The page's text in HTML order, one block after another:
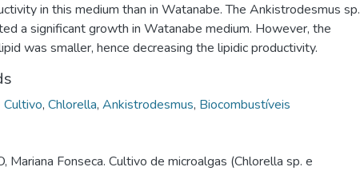
in this medium than in Watanabe. The Ankistrodesmus sp.
a significant growth in Watanabe medium. However, the
was smaller, hence decreasing the lipidic productivity.
Cultivo, Chlorella, Ankistrodesmus, Biocombustíveis
Mariana Fonseca. Cultivo de microalgas (Chlorella sp. e